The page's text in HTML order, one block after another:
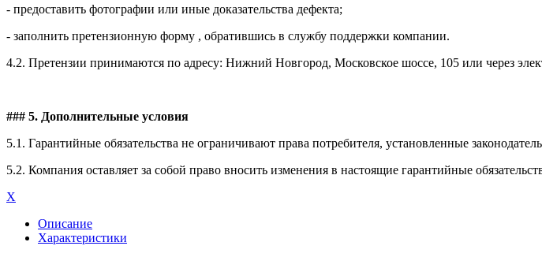
- предоставить фотографии или иные доказательства дефекта;
- заполнить претензионную форму , обратившись в службу поддержки компании.
4.2. Претензии принимаются по адресу: Нижний Новгород, Московское шоссе, 105 или через
### 5. Дополнительные условия
5.1. Гарантийные обязательства не ограничивают права потребителя, установленные
5.2. Компания оставляет за собой право вносить изменения в настоящие гарантийные
X
Описание
Характеристики